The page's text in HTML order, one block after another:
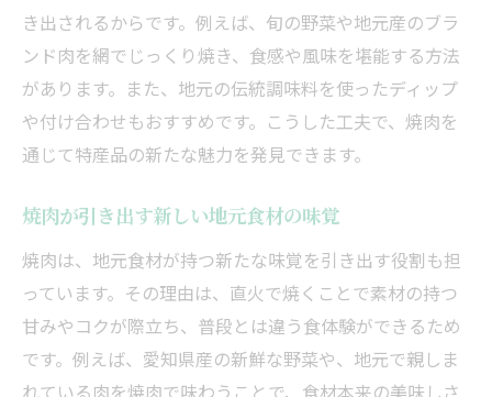
き出されるからです。例えば、旬の野菜や地元産のブラ
ンド肉を網でじっくり焼き、食感や風味を堪能する方法
があります。また、地元の伝統調味料を使ったディップ
や付け合わせもおすすめです。こうした工夫で、焼肉を
通じて特産品の新たな魅力を発見できます。
焼肉が引き出す新しい地元食材の味覚
焼肉は、地元食材が持つ新たな味覚を引き出す役割も担
っています。その理由は、直火で焼くことで素材の持つ
甘みやコクが際立ち、普段とは違う食体験ができるため
です。例えば、愛知県産の新鮮な野菜や、地元で親しま
れている肉を焼肉で味わうことで、食材本来の美味しさ